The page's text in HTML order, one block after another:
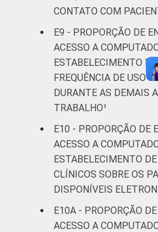
CONTATO COM
E9 - PROPORÇÃO DE
ACESSO A
ESTABELECIMENTO
FREQUÊNCIA DE USO
DURANTE AS DEMAIS
TRABALHO¹
E10 - PROPORÇÃO DE
ACESSO A
ESTABELECIMENTO
CLÍNICOS SOBRE OS
DISPONÍVEIS
E10A - PROPORÇÃO
ACESSO A